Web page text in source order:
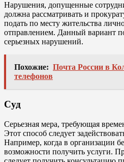
Нарушения, допущенные
должна рассматривать и
подать по месту жительства
отправлением. Данный вариант
серьезных нарушений.
Похожие: Почта России в
телефонов
Суд
Серьезная мера, требующая
Этот способ следует
Например, когда в организации
возможности получить услуги.